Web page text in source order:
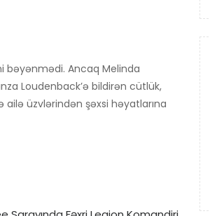
bəyənmədi. Ancaq Melinda
Loudenback’ə bildirən cütlük,
ailə üzvlərindən şəxsi həyatlarına